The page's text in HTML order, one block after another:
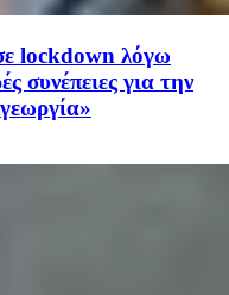
lockdown λόγω
συνέπειες για την